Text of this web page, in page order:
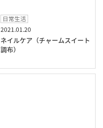
日常生活
2021.01.20
ネイルケア（チャームスイート
調布）